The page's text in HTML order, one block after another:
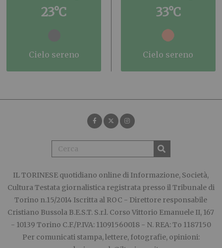
23°C
cielo sereno
33°C
cielo sereno
IL TORINESE quotidiano online di Informazione, Società,
Cultura Testata giornalistica registrata presso il Tribunale di
Torino n.15/2014 Iscritta al ROC - Direttore responsabile
Cristiano Bussola B.E.S.T. S.r.l. Corso Vittorio Emanuele II, 167
- 10139 Torino C.F./P.IVA: 11091560018 - N. REA: To 1187150
Per comunicati stampa, lettere, fotografie, opinioni: